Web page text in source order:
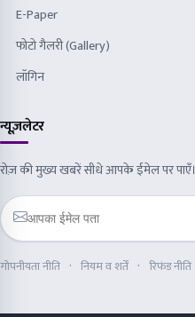
E-Paper
फोटो गैलरी (Gallery)
लॉगिन
न्यूज़लेटर
रोज़ की मुख्य खबरें सीधे आपके ईमेल पर पाएँ।
गोपनीयता नीति नियम व शर्तें रिफंड नीति